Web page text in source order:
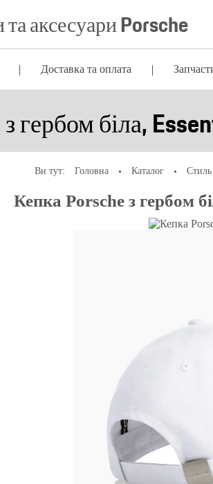
аксесуари Porsche
Доставка та оплата
гербом біла,
Ви тут: Головна Каталог
Кепка Porsche з гербом